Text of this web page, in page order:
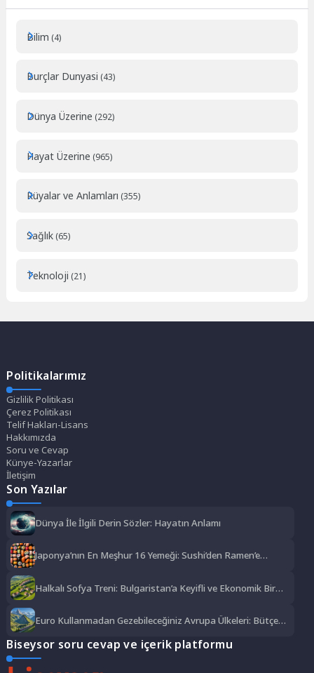
Bilim (4)
Burçlar Dunyasi (43)
Dünya Üzerine (292)
Hayat Üzerine (965)
Rüyalar ve Anlamları (355)
Sağlık (65)
Teknoloji (21)
Politikalarımız
Gizlilik Politikası
Çerez Politikası
Telif Hakları-Lisans
Hakkımızda
Soru ve Cevap
Künye-Yazarlar
İletişim
Son Yazılar
Dünya İle İlgili Derin Sözler: Hayatın Anlamı
Japonya’nın En Meşhur 16 Yemeği: Sushi’den Ramen’e
Halkalı Sofya Treni: Bulgaristan’a Keyifli ve Ekonomik Bir
Euro Kullanmadan Gezebileceğiniz Avrupa Ülkeleri: Bütçe
Biseysor soru cevap ve içerik platformu